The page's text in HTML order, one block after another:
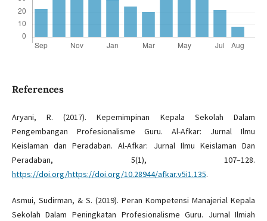
References
Aryani, R. (2017). Kepemimpinan Kepala Sekolah Dalam
Pengembangan Profesionalisme Guru. Al-Afkar: Jurnal Ilmu
Keislaman dan Peradaban. Al-Afkar: Jurnal Ilmu Keislaman Dan
Peradaban, 5(1), 107–128.
https://doi.org/https://doi.org/10.28944/afkar.v5i1.135.
Asmui, Sudirman, & S. (2019). Peran Kompetensi Manajerial Kepala
Sekolah Dalam Peningkatan Profesionalisme Guru. Jurnal Ilmiah